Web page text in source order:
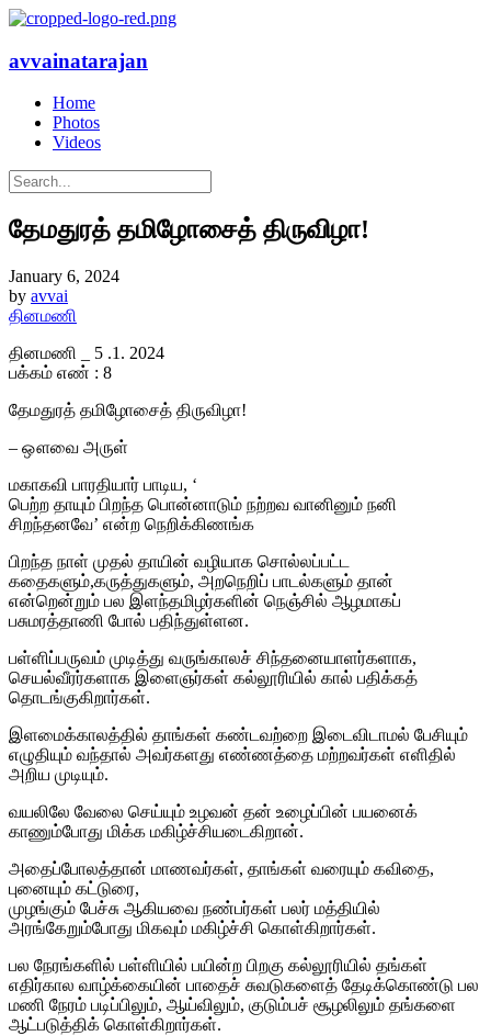
avvainatarajan
Home
Photos
Videos
தேமதுரத் தமிழோசைத் திருவிழா!
January 6, 2024
by avvai
தினமணி
தினமணி _ 5 .1. 2024
பக்கம் எண் : 8
தேமதுரத் தமிழோசைத் திருவிழா!
– ஔவை அருள்
மகாகவி பாரதியார் பாடிய, ‘
பெற்ற தாயும் பிறந்த பொன்னாடும் நற்றவ வானினும் நனி
சிறந்தனவே’ என்ற நெறிக்கிணங்க
பிறந்த நாள் முதல் தாயின் வழியாக சொல்லப்பட்ட
கதைகளும்,கருத்துகளும், அறநெறிப் பாடல்களும் தான்
என்றென்றும் பல இளந்தமிழர்களின் நெஞ்சில் ஆழமாகப்
பசுமரத்தாணி போல் பதிந்துள்ளன.
பள்ளிப்பருவம் முடித்து வருங்காலச் சிந்தனையாளர்களாக,
செயல்வீரர்களாக இளைஞர்கள் கல்லூரியில் கால் பதிக்கத்
தொடங்குகிறார்கள்.
இளமைக்காலத்தில் தாங்கள் கண்டவற்றை இடைவிடாமல் பேசியும்
எழுதியும் வந்தால் அவர்களது எண்ணத்தை மற்றவர்கள் எளிதில்
அறிய முடியும்.
வயலிலே வேலை செய்யும் உழவன் தன் உழைப்பின் பயனைக்
காணும்போது மிக்க மகிழ்ச்சியடைகிறான்.
அதைப்போலத்தான் மாணவர்கள், தாங்கள் வரையும் கவிதை,
புனையும் கட்டுரை,
முழங்கும் பேச்சு ஆகியவை நண்பர்கள் பலர் மத்தியில்
அரங்கேறும்போது மிகவும் மகிழ்ச்சி கொள்கிறார்கள்.
பல நேரங்களில் பள்ளியில் பயின்ற பிறகு கல்லூரியில் தங்கள்
எதிர்கால வாழ்க்கையின் பாதைச் சுவடுகளைத் தேடிக்கொண்டு பல
மணி நேரம் படிப்பிலும், ஆய்விலும், குடும்பச் சூழலிலும் தங்களை
ஆட்படுத்திக் கொள்கிறார்கள்.